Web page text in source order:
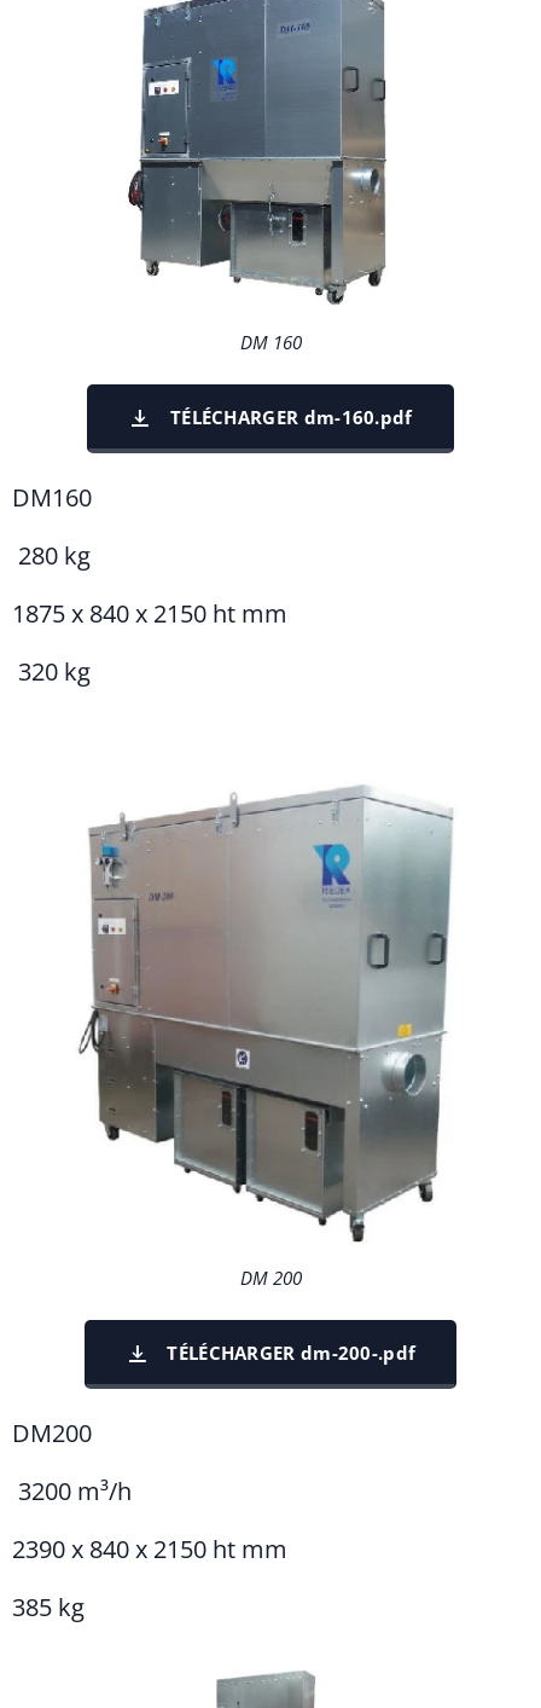
DM 160
TÉLÉCHARGER dm-160.pdf
DM160
280 kg
1875 x 840 x 2150 ht mm
320 kg
DM 200
TÉLÉCHARGER dm-200-.pdf
DM200
3200 m³/h
2390 x 840 x 2150 ht mm
385 kg